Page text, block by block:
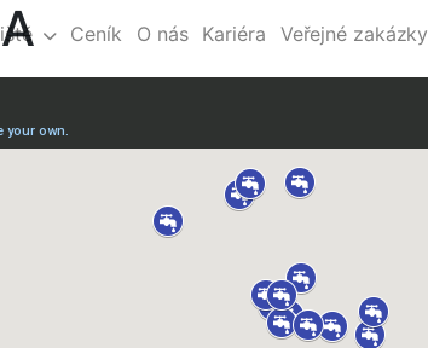
Ceník O nás Kariéra Veřejné zakázky